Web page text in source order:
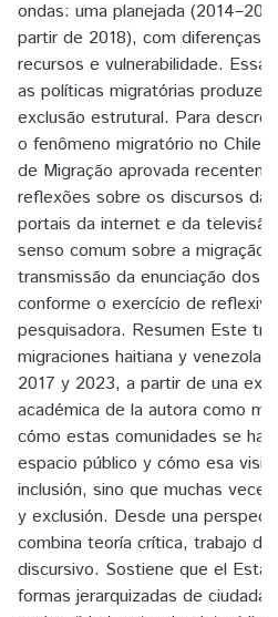
ondas: uma planejada
partir de 2018), com diferenças
recursos e vulnerabilidade. Essa
as políticas migratórias
exclusão estrutural. Para
o fenômeno migratório no Chile,
de Migração aprovada
reflexões sobre os discursos da
portais da internet e da
senso comum sobre a migração,
transmissão da enunciação dos
conforme o exercício de
pesquisadora. Resumen Este
migraciones haitiana y
2017 y 2023, a partir de una
académica de la autora como
cómo estas comunidades se
espacio público y cómo esa
inclusión, sino que muchas
y exclusión. Desde una
combina teoría crítica, trabajo de
discursivo. Sostiene que el
formas jerarquizadas de